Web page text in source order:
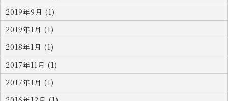
2019年9月 (1)
2019年1月 (1)
2018年1月 (1)
2017年11月 (1)
2017年1月 (1)